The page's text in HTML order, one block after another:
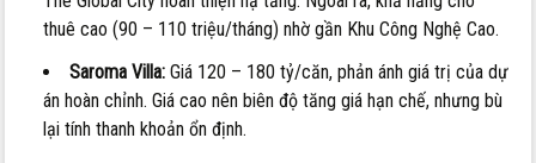
thuê cao (90 – 110 triệu/tháng) nhờ gần Khu Công Nghệ Cao.
Saroma Villa: Giá 120 – 180 tỷ/căn, phản ánh giá trị của dự
án hoàn chỉnh. Giá cao nên biên độ tăng giá hạn chế, nhưng bù
lại tính thanh khoản ổn định.